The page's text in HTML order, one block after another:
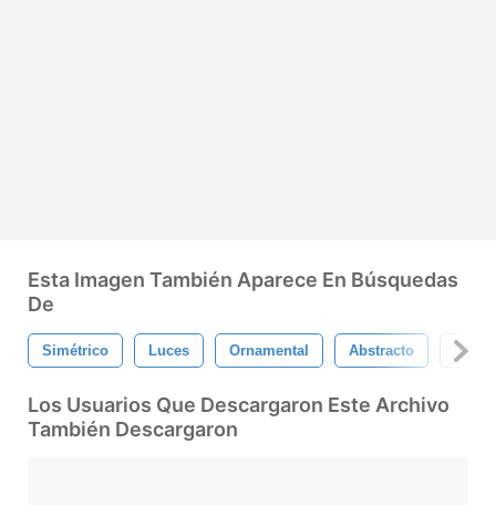
Esta Imagen También Aparece En Búsquedas
De
Simétrico Luces Ornamental Abstracto
Los Usuarios Que Descargaron Este Archivo
También Descargaron